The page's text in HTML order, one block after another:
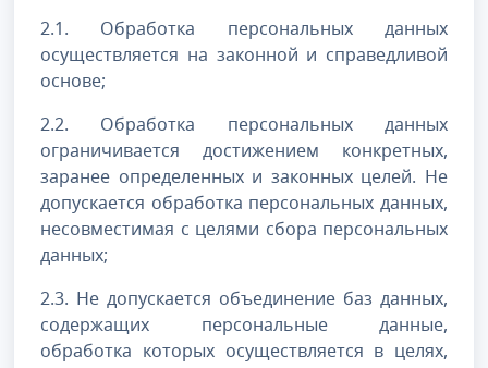
2.1. Обработка персональных данных
осуществляется на законной и справедливой
основе;
2.2. Обработка персональных данных
ограничивается достижением конкретных,
заранее определенных и законных целей. Не
допускается обработка персональных данных,
несовместимая с целями сбора персональных
данных;
2.3. Не допускается объединение баз данных,
содержащих персональные данные,
обработка которых осуществляется в целях,